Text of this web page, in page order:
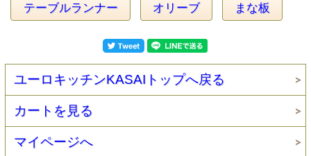
テーブルランナー オリーブ まな板
ユーロキッチンKASAIトップへ戻る
カートを見る
マイページへ